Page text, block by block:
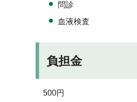
問診
血液検査
負担金
500円